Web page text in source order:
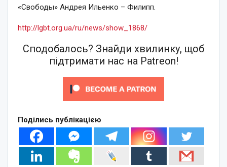
«Свободы» Андрея Ильенко – Филипп.
http://lgbt.org.ua/ru/news/show_1868/
Сподобалось? Знайди хвилинку, щоб
підтримати нас на Patreon!
Поділись публікацією